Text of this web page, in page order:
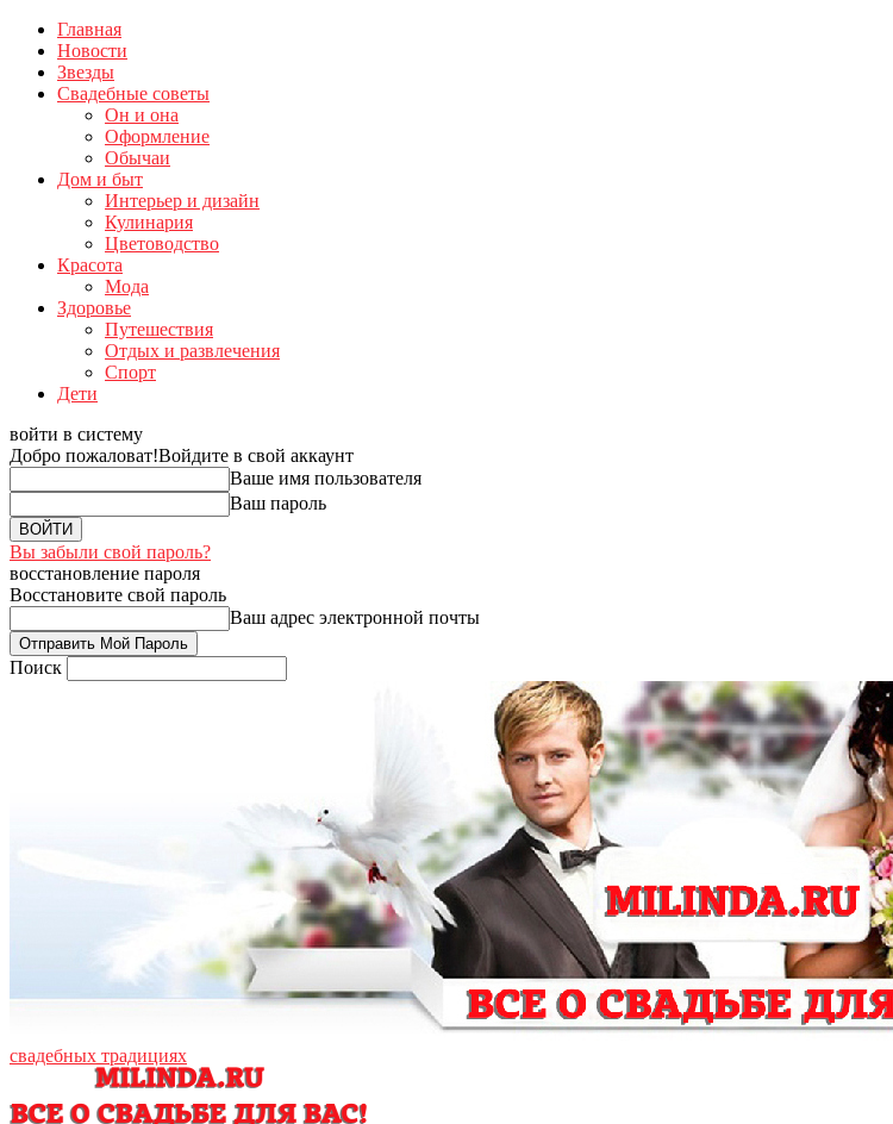
Главная
Новости
Звезды
Свадебные советы
Он и она
Оформление
Обычаи
Дом и быт
Интерьер и дизайн
Кулинария
Цветоводство
Красота
Мода
Здоровье
Путешествия
Отдых и развлечения
Спорт
Дети
войти в систему
Добро пожаловат!Войдите в свой аккаунт
Ваше имя пользователя
Ваш пароль
Вы забыли свой пароль?
восстановление пароля
Восстановите свой пароль
Ваш адрес электронной почты
Поиск
свадебных традициях